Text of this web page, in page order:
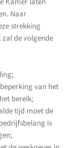
Naar
strekking
de volgende
van het
bereik;
tijd moet de
is